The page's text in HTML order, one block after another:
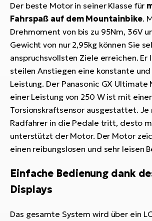
Der beste Motor in seiner Klasse für
Fahrspaß auf dem Mountainbike.
Drehmoment von bis zu 95Nm, 36V
Gewicht von nur 2,95kg können Sie
anspruchsvollsten Ziele erreichen. Er
steilen Anstiegen eine konstante
Leistung. Der Panasonic GX
einer Leistung von 250 W ist mit
Torsionskraftsensor ausgestattet.
Radfahrer in die Pedale tritt, desto
unterstützt der Motor. Der Motor
einen reibungslosen und sehr leisen
Einfache Bedienung dank
Displays
Das gesamte System wird über ein